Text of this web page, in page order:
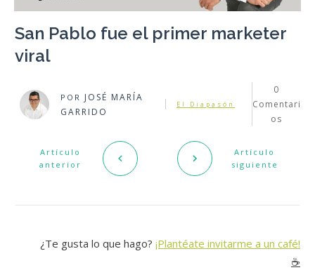
San Pablo fue el primer marketer
viral
POR JOSÉ MARÍA
GARRIDO
El Diapasón
0
Comentari
os
Artículo
anterior
Artículo
siguiente
¿Te gusta lo que hago? ¡Plantéate invitarme a un café!
☕️